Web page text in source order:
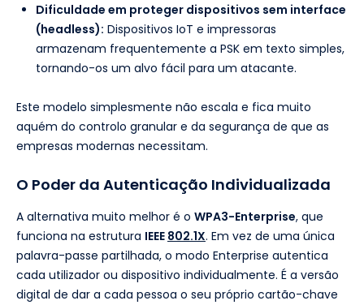
Dificuldade em proteger dispositivos sem interface
(headless): Dispositivos IoT e impressoras
armazenam frequentemente a PSK em texto simples,
tornando-os um alvo fácil para um atacante.
Este modelo simplesmente não escala e fica muito
aquém do controlo granular e da segurança de que as
empresas modernas necessitam.
O Poder da Autenticação Individualizada
A alternativa muito melhor é o WPA3-Enterprise, que
funciona na estrutura IEEE 802.1X. Em vez de uma única
palavra-passe partilhada, o modo Enterprise autentica
cada utilizador ou dispositivo individualmente. É a versão
digital de dar a cada pessoa o seu próprio cartão-chave